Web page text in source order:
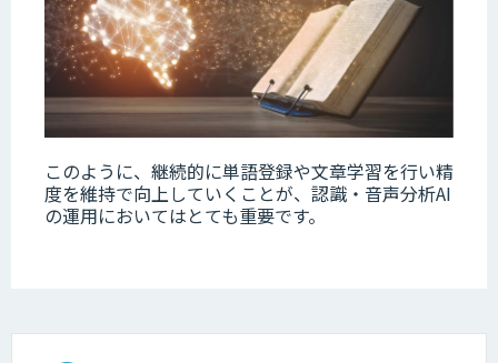
このように、継続的に単語登録や文章学習を行い精
度を維持で向上していくことが、認識・音声分析AI
の運用においてはとても重要です。